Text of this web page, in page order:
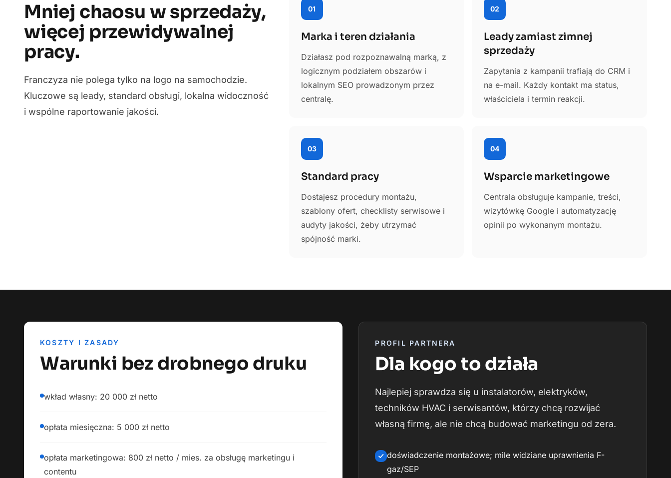
Mniej chaosu w sprzedaży,
więcej przewidywalnej
pracy.
Franczyza nie polega tylko na logo na samochodzie.
Kluczowe są leady, standard obsługi, lokalna widoczność
i wspólne raportowanie jakości.
01
Marka i teren działania
Działasz pod rozpoznawalną marką, z
logicznym podziałem obszarów i
lokalnym SEO prowadzonym przez
centralę.
02
Leady zamiast zimnej
sprzedaży
Zapytania z kampanii trafiają do CRM i
na e-mail. Każdy kontakt ma status,
właściciela i termin reakcji.
03
Standard pracy
Dostajesz procedury montażu,
szablony ofert, checklisty serwisowe i
audyty jakości, żeby utrzymać
spójność marki.
04
Wsparcie marketingowe
Centrala obsługuje kampanie, treści,
wizytówkę Google i automatyzację
opinii po wykonanym montażu.
KOSZTY I ZASADY
Warunki bez drobnego druku
wkład własny: 20 000 zł netto
opłata miesięczna: 5 000 zł netto
opłata marketingowa: 800 zł netto / mies. za obsługę marketingu i
contentu
PROFIL PARTNERA
Dla kogo to działa
Najlepiej sprawdza się u instalatorów, elektryków,
techników HVAC i serwisantów, którzy chcą rozwijać
własną firmę, ale nie chcą budować marketingu od zera.
doświadczenie montażowe; mile widziane uprawnienia F-
gaz/SEP